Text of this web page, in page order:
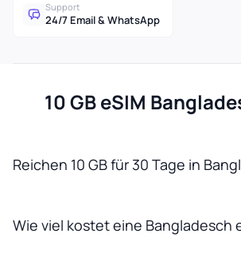
Support
24/7 Email & WhatsApp
10 GB eSIM
Reichen 10 GB für 30 Tage in
Wie viel kostet eine Bangladesch